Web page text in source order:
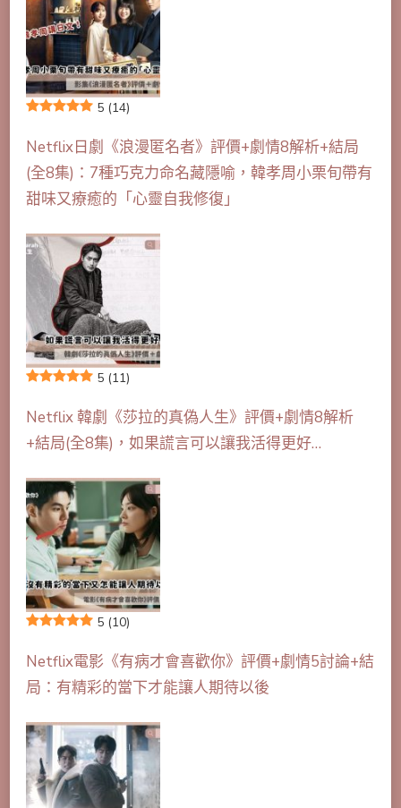
5 (14)
Netflix日劇《浪漫匿名者》評價+劇情8解析+結局
(全8集)：7種巧克力命名藏隱喻，韓孝周小栗旬帶有
甜味又療癒的「心靈自我修復」
5 (11)
Netflix 韓劇《莎拉的真偽人生》評價+劇情8解析
+結局(全8集)，如果謊言可以讓我活得更好…
5 (10)
Netflix電影《有病才會喜歡你》評價+劇情5討論+結
局：有精彩的當下才能讓人期待以後